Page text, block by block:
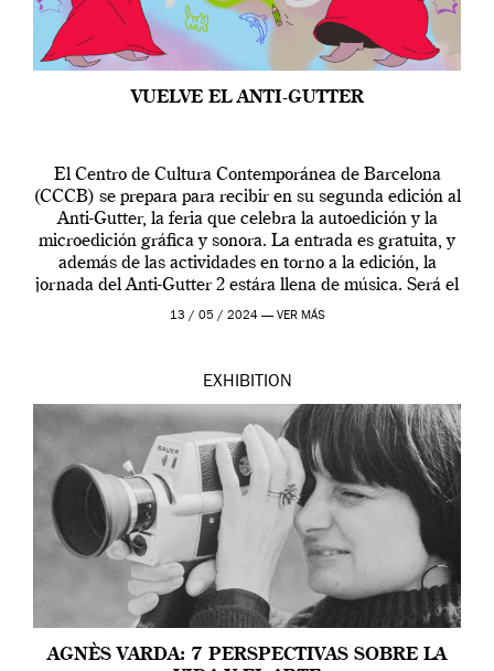
VUELVE EL ANTI-GUTTER
El Centro de Cultura Contemporánea de Barcelona
(CCCB) se prepara para recibir en su segunda edición al
Anti-Gutter, la feria que celebra la autoedición y la
microedición gráfica y sonora. La entrada es gratuita, y
además de las actividades en torno a la edición, la
jornada del Anti-Gutter 2 estára llena de música. Será el
[…]
13 / 05 / 2024 — VER MÁS
EXHIBITION
AGNÈS VARDA: 7 PERSPECTIVAS SOBRE LA